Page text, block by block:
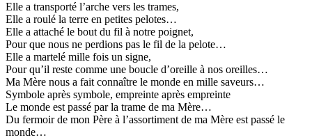
Elle a transporté l’arche vers les trames,
Elle a roulé la terre en petites pelotes…
Elle a attaché le bout du fil à notre poignet,
Pour que nous ne perdions pas le fil de la pelote…
Elle a martelé mille fois un signe,
Pour qu’il reste comme une boucle d’oreille à nos oreilles…
Ma Mère nous a fait connaître le monde en mille saveurs…
Symbole après symbole, empreinte après empreinte
Le monde est passé par la trame de ma Mère…
Du fermoir de mon Père à l’assortiment de ma Mère est passé le
monde…